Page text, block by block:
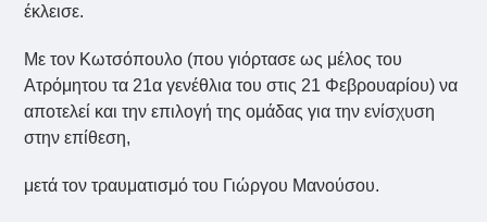
έκλεισε.
Με τον Κωτσόπουλο (που γιόρτασε ως μέλος του
Ατρόμητου τα 21α γενέθλια του στις 21 Φεβρουαρίου) να
αποτελεί και την επιλογή της ομάδας για την ενίσχυση
στην επίθεση,
μετά τον τραυματισμό του Γιώργου Μανούσου.